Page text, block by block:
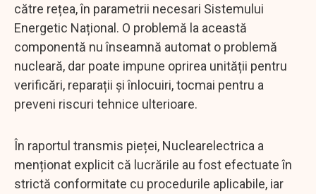
către rețea, în parametrii necesari Sistemului
Energetic Național. O problemă la această
componentă nu înseamnă automat o problemă
nucleară, dar poate impune oprirea unității pentru
verificări, reparații și înlocuiri, tocmai pentru a
preveni riscuri tehnice ulterioare.
În raportul transmis pieței, Nuclearelectrica a
menționat explicit că lucrările au fost efectuate în
strictă conformitate cu procedurile aplicabile, iar